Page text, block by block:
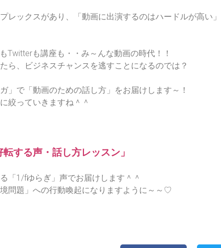
レックスがあり、「動画に出演するのはハードルが高い
Twitterも講座も・・み～んな動画の時代！！
ら、ビジネスチャンスを逃すことになるのでは？
」で「動画のための話し方」をお届けします～！
絞っていきますね＾＾
する声・話し方レッスン」
「1/fゆらぎ」声でお届けします＾＾
問題」への行動喚起になりますように～～♡